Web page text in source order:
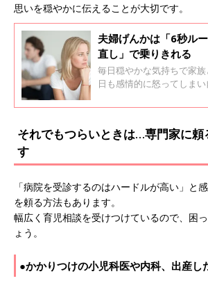
思いを穏やかに伝えることが大切です。
夫婦げんかは「6秒ル
直し」で乗りきれる
毎日穏やかな気持ちで家
日も感情的に怒ってしま
んもん）とすることがあ
田しのぶさんに、上手に
それでもつらいときは…専門家に頼
す
「病院を受診するのはハードルが高い」と
を頼る方法もあります。
幅広く育児相談を受けつけているので、困
ょう。
●かかりつけの小児科医や内科、出産し